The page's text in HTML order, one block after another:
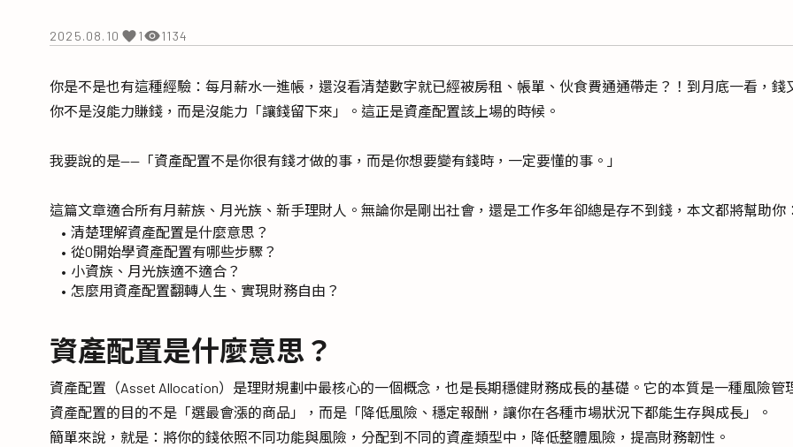
2025.08.10 1134
你是不是也有這種經驗：每月薪水一進帳，還沒看清楚數字就已經被房租、帳單、伙食費通通帶走？！到月底一看，錢
你不是沒能力賺錢，而是沒能力「讓錢留下來」。這正是資產配置該上場的時候。
我要說的是——「資產配置不是你很有錢才做的事，而是你想要變有錢時，一定要懂的事。」
這篇文章適合所有月薪族、月光族、新手理財人。無論你是剛出社會，還是工作多年卻總是存不到錢，本文都將幫助你
清楚理解資產配置是什麼意思？
從0開始學資產配置有哪些步驟？
小資族、月光族適不適合？
怎麼用資產配置翻轉人生、實現財務自由？
資產配置是什麼意思？
資產配置（Asset Allocation）是理財規劃中最核心的一個概念，也是長期穩健財務成長的基礎。它的本質是一種風險管
資產配置的目的不是「選最會漲的商品」，而是「降低風險、穩定報酬，讓你在各種市場狀況下都能生存與成長」。
簡單來說，就是：將你的錢依照不同功能與風險，分配到不同的資產類型中，降低整體風險，提高財務韌性。